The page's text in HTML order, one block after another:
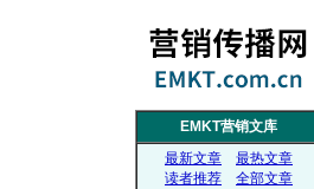
EMKT营销文库
最新文章
最热文章
读者推荐
全部文章